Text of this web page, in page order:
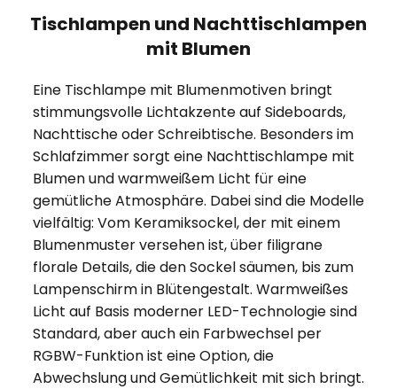
Tischlampen und Nachttischlampen
mit Blumen
Eine Tischlampe mit Blumenmotiven bringt
stimmungsvolle Lichtakzente auf Sideboards,
Nachttische oder Schreibtische. Besonders im
Schlafzimmer sorgt eine Nachttischlampe mit
Blumen und warmweißem Licht für eine
gemütliche Atmosphäre. Dabei sind die Modelle
vielfältig: Vom Keramiksockel, der mit einem
Blumenmuster versehen ist, über filigrane
florale Details, die den Sockel säumen, bis zum
Lampenschirm in Blütengestalt. Warmweißes
Licht auf Basis moderner LED-Technologie sind
Standard, aber auch ein Farbwechsel per
RGBW-Funktion ist eine Option, die
Abwechslung und Gemütlichkeit mit sich bringt.